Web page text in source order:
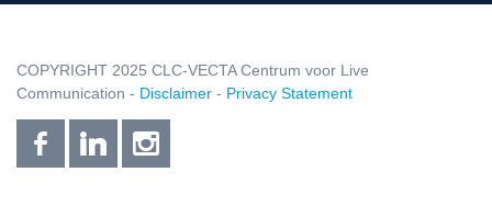
COPYRIGHT 2025 CLC-VECTA Centrum voor Live
Communication - Disclaimer - Privacy Statement